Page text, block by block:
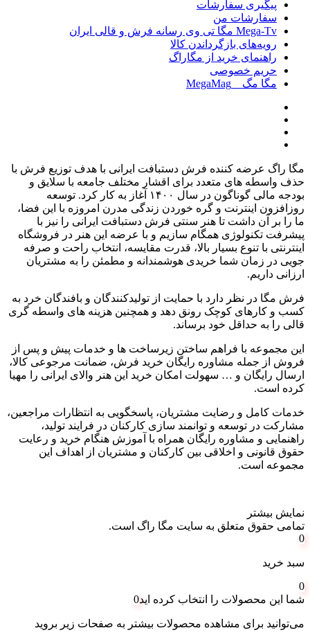
پیگیری سفارشات
سفارشات من
Mega-Tv مگا تی وی رسانه فرش و قالی ایران
رویه‌های بازگرداندن کالا
راهنمای خرید از مگاراگ
حریم خصوصی
مگا مگ _ MegaMag
مگا راگ عرضه کننده فرش دستبافت ایرانی با هدف توزیع فرش با
حذف واسطه های متعدد برای اقشار مختلف جامعه با سلایق و
بودجه مالی گوناگون در سال
آغاز به کار کرد. توسعه
روزافزون اینترنت و گره خوردن زندگی مدرن امروزه با این فضا،
ما را بر آن داشت تا هنر سنتی فرش دستبافت ایرانی را نیز با
پیشرفت تکنولوژی همگام سازیم و با عرضه این هنر در فروشگاه
اینترنتی با تنوع بسیار بالا، قدرت مقایسه، انتخاب راحت و صرفه
جویی در زمان شما خریدی هوشمندانه و مطمئن را به مشتریان
ارزانی داریم.
فرش مگا در نظر دارد با حمایت از تولیدکنندگان و بافندگان خرد به
کسب و کارهای کوچک رونق دهد و همچنین هزینه های واسطه گری
قالی را به حداقل خود برساند.
این مجموعه با فراهم ساختن زیرساخت ها و خدمات پیش و پس از
فروش از جمله مشاوره رایگان خرید فرش، ضمانت مرجوعی کالا،
ارسال رایگان و … سهولت امکان خرید این هنر والای ایرانی را مهیا
کرده است.
خدمات کامل و رضایت مشتریان، پاسخگویی به انتظارات مراجعین،
مشارکت در توسعه و توانمند سازی کارکنان در فرایند تولید،
راهنمایی و مشاوره رایگان همراه با آموزش هنگام خرید و رعایت
حقوق قانونی و اخلاقی بین کارکنان و مشتریان از اهداف این
مجموعه است.
نمایش بیشتر
تمامی حقوق متعلق به سایت مگا راگ است.
0
سبد خرید
0
شما این محصولات را انتخاب کرده اید0
می‌توانید برای مشاهده محصولات بیشتر به صفحات زیر بروید